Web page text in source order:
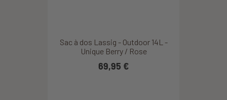
Sac à dos Lassig - Outdoor 14L -
Unique Berry / Rose
69,95 €